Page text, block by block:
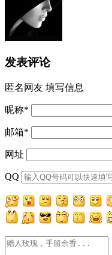
发表评论
匿名网友 填写信息
昵称*
邮箱*
网址
QQ